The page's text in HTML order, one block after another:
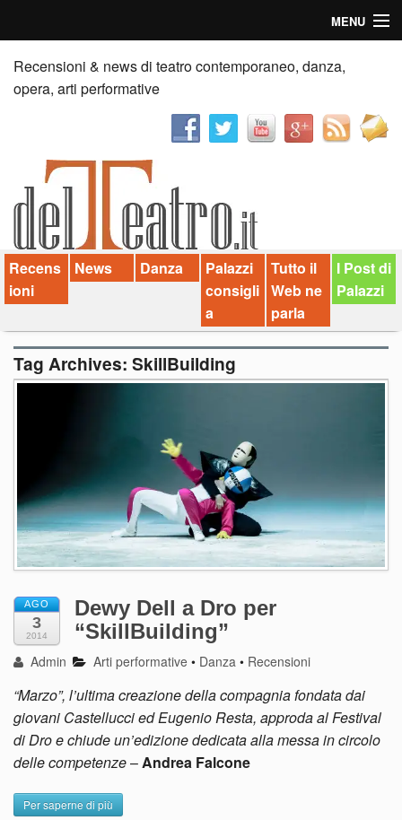
MENU
Home
Recensioni
News
Palazzi consiglia
Video
Chi siamo
Contatti
Recensioni & news di teatro contemporaneo, danza,
opera, arti performative
Recens
ioni
News Danza
Palazzi
consigli
a
Tutto il
Web ne
parla
I Post di
Palazzi
Tag Archives: SkillBuilding
AGO
3
2014
Dewy Dell a Dro per
“SkillBuilding”
Admin Arti performative • Danza • Recensioni
“Marzo”, l’ultima creazione della compagnia fondata dai
giovani Castellucci ed Eugenio Resta, approda al Festival
di Dro e chiude un’edizione dedicata alla messa in circolo
delle competenze–Andrea Falcone
Per saperne di più